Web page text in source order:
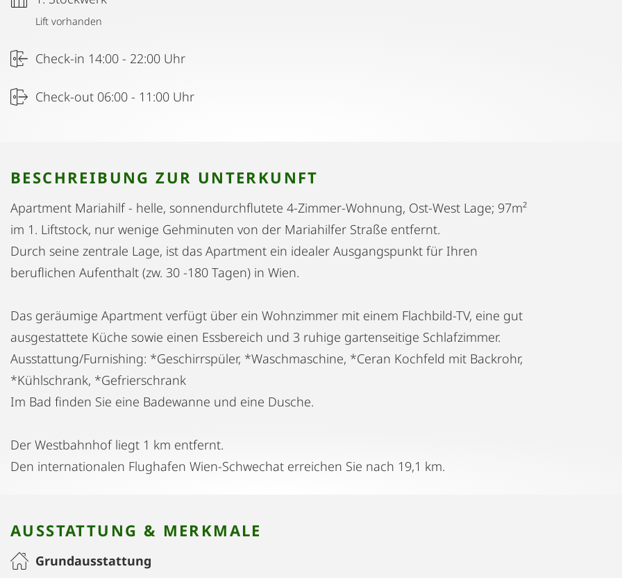
Lift vorhanden
Check-in 14:00 - 22:00 Uhr
Check-out 06:00 - 11:00 Uhr
BESCHREIBUNG ZUR UNTERKUNFT
Apartment Mariahilf - helle, sonnendurchflutete 4-Zimmer-Wohnung, Ost-West Lage; 97m²
im 1. Liftstock, nur wenige Gehminuten von der Mariahilfer Straße entfernt.
Durch seine zentrale Lage, ist das Apartment ein idealer Ausgangspunkt für Ihren
beruflichen Aufenthalt (zw. 30 -180 Tagen) in Wien.
Das geräumige Apartment verfügt über ein Wohnzimmer mit einem Flachbild-TV, eine gut
ausgestattete Küche sowie einen Essbereich und 3 ruhige gartenseitige Schlafzimmer.
Ausstattung/Furnishing: *Geschirrspüler, *Waschmaschine, *Ceran Kochfeld mit Backrohr,
*Kühlschrank, *Gefrierschrank
Im Bad finden Sie eine Badewanne und eine Dusche.
Der Westbahnhof liegt 1 km entfernt.
Den internationalen Flughafen Wien-Schwechat erreichen Sie nach 19,1 km.
AUSSTATTUNG & MERKMALE
Grundausstattung